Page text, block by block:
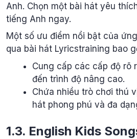
Anh. Chọn một bài hát yêu
tiếng Anh ngay.
Một số ưu điểm nổi bật của
qua bài hát Lyricstraining bao
Cung cấp các cấp độ rõ
đến trình độ nâng cao.
Chứa nhiều trò chơi thú
hát phong phú và đa
1.3. English Kids